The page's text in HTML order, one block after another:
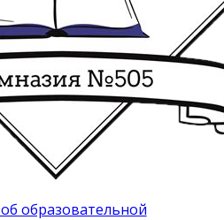
образовательной